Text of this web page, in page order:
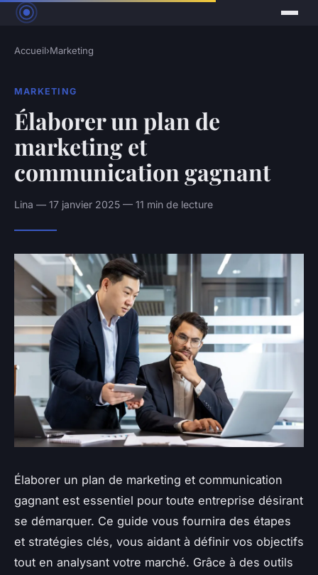
Accueil›Marketing
MARKETING
Élaborer un plan de
marketing et
communication gagnant
Lina — 17 janvier 2025 — 11 min de lecture
Élaborer un plan de marketing et communication
gagnant est essentiel pour toute entreprise désirant
se démarquer. Ce guide vous fournira des étapes
et stratégies clés, vous aidant à définir vos objectifs
tout en analysant votre marché. Grâce à des outils